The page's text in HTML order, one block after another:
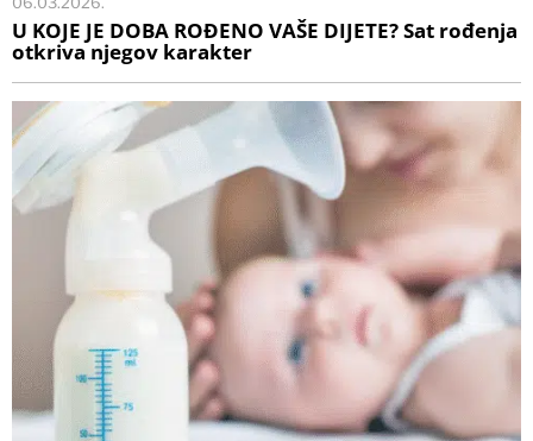
U KOJE JE DOBA ROĐENO VAŠE DIJETE? Sat rođenja
otkriva njegov karakter